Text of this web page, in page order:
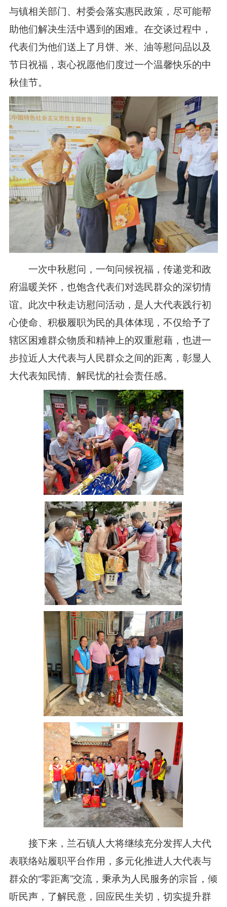
与镇相关部门、村委会落实惠民政策，尽可能帮
助他们解决生活中遇到的困难。在交谈过程中，
代表们为他们送上了月饼、米、油等慰问品以及
节日祝福，衷心祝愿他们度过一个温馨快乐的中
秋佳节。
一次中秋慰问，一句问候祝福，传递党和政
府温暖关怀，也饱含代表们对选民群众的深切情
谊。此次中秋走访慰问活动，是人大代表践行初
心使命、积极履职为民的具体体现，不仅给予了
辖区困难群众物质和精神上的双重慰藉，也进一
步拉近人大代表与人民群众之间的距离，彰显人
大代表知民情、解民忧的社会责任感。
接下来，兰石镇人大将继续充分发挥人大代
表联络站履职平台作用，多元化推进人大代表与
群众的“零距离”交流，秉承为人民服务的宗旨，倾
听民声，了解民意，回应民生关切，切实提升群